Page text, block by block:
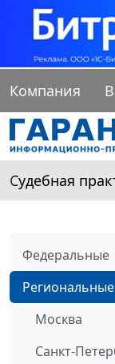
Компания
Судебная
Федеральные
Региональные
Москва
Санкт-